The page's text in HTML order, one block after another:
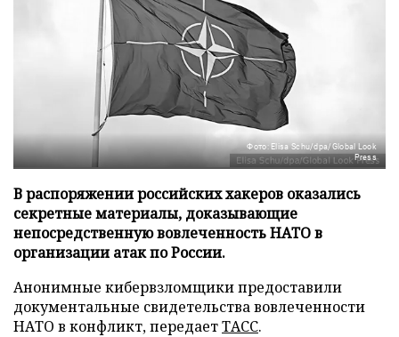
Фото: Elisa Schu/dpa/Global Look
Press
В распоряжении российских хакеров оказались
секретные материалы, доказывающие
непосредственную вовлеченность НАТО в
организации атак по России.
Анонимные кибервзломщики предоставили
документальные свидетельства вовлеченности
НАТО в конфликт, передаетТАСС.